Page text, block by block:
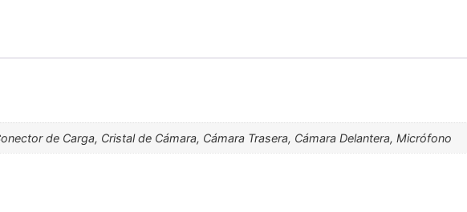
de Carga, Cristal de Cámara, Cámara Trasera, Cámara Delantera, Micrófono